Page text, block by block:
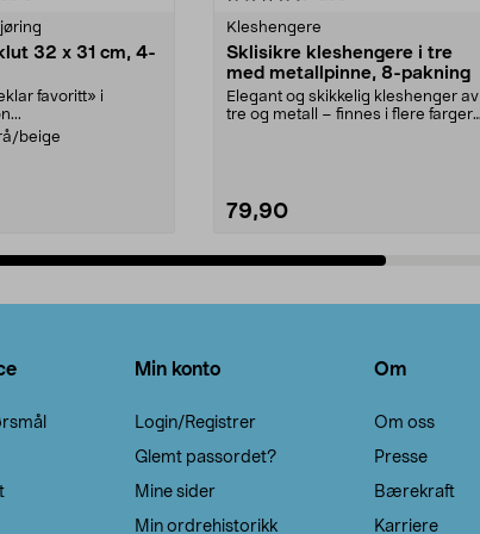
32 x 31 cm, 4-
favoritt» i
beige
Kleshengere
Sklisikre kleshengere i tre
med metallpinne, 8-pakning
Elegant og skikkelig kleshenger av
tre og metall – finnes i flere farger.
79,90
Min konto
Login/Registrer
Glemt passordet?
Mine sider
Min ordrehistorikk
Om
Om oss
Presse
Bærekraft
Karriere